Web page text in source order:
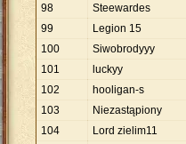
98 Steewardes
99
Legion 15
100
Siwobrodyyy
101
luckyy
102
hooligan-s
103
Niezastąpiony
104
Lord zielim11